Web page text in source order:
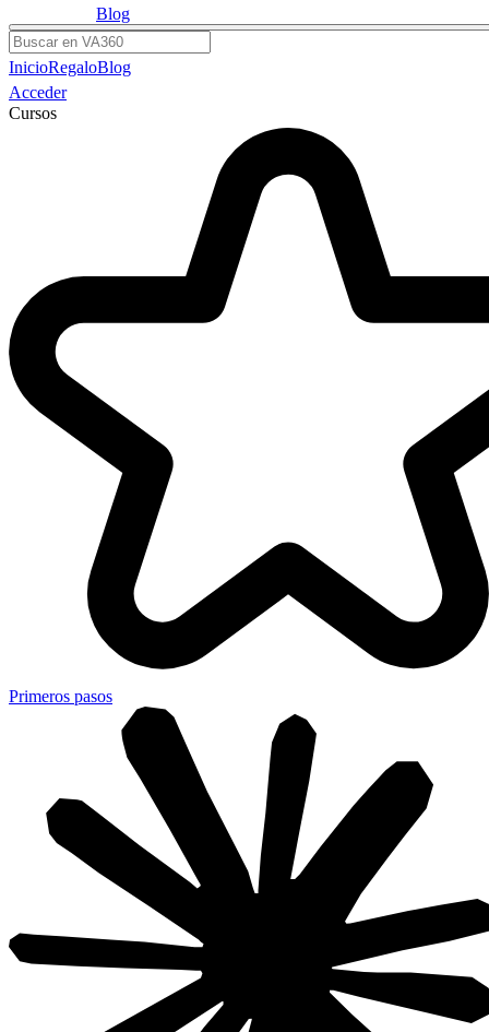
Blog
Buscar
InicioRegaloBlog
Acceder
Cursos
Primeros pasos